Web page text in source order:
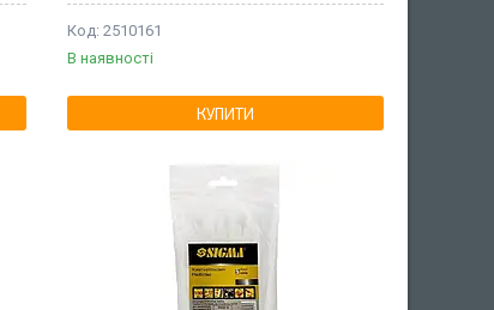
2510161
В наявності
КУПИТИ